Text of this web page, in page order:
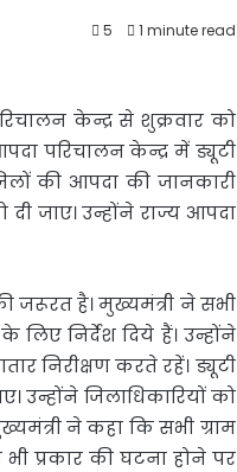
5 1 minute read
केन्द्र से शुक्रवार को
परिचालन केन्द्र में ड्यूटी
की आपदा की जानकारी
दी जाए। उन्होंने राज्य आपदा
जरूरत है। मुख्यमंत्री ने सभी
लिए निर्देश दिये हैं। उन्होंने
निरीक्षण करते रहें। ड्यूटी
उन्होंने जिलाधिकारियों को
ने कहा कि सभी ग्राम
प्रकार की घटना होने पर